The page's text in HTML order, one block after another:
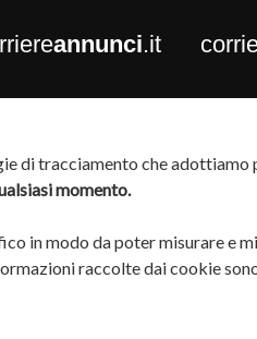
annunci.it
di tracciamento che
momento.
in modo da poter misurare e
raccolte dai cookie